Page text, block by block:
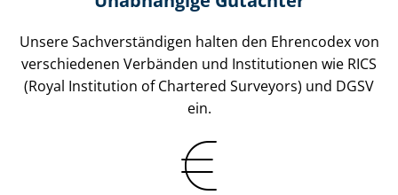
Unsere Sach­ver­stän­di­gen halten den Ehrencodex von
verschiedenen Verbänden und Institutionen wie RICS
(Royal Institution of Chartered Surveyors) und DGSV
ein.